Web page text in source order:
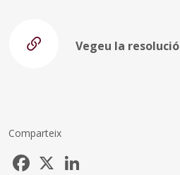
Vegeu la resolució
Comparteix
Facebook